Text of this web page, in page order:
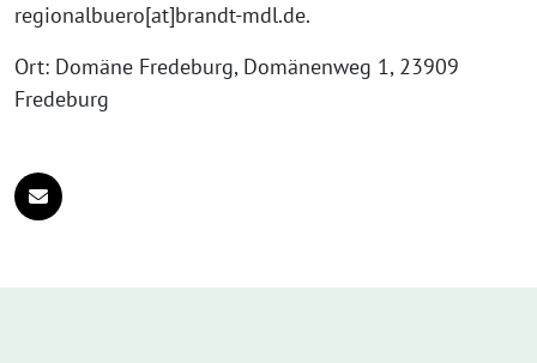
regionalbuero[at]brandt-mdl.de.
Ort: Domäne Fredeburg, Domänenweg 1, 23909
Fredeburg